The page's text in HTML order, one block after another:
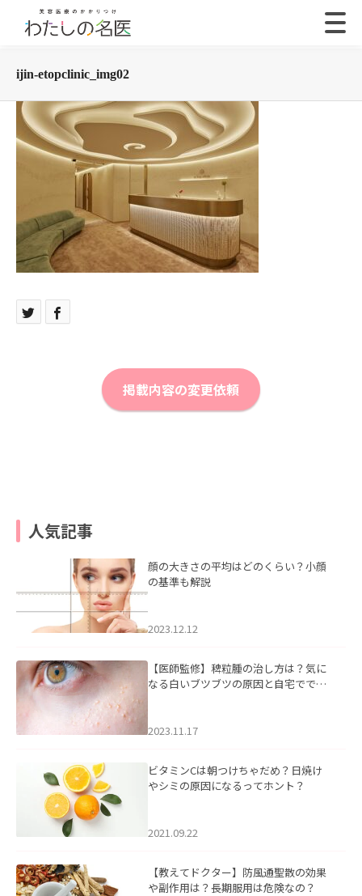
ijin-etopclinic_img02
掲載内容の変更依頼
人気記事
顔の大きさの平均はどのくらい？小顔
の基準も解説
2023.12.12
【医師監修】稗粒腫の治し方は？気に
なる白いブツブツの原因と自宅ででき
2023.11.17
ビタミンCは朝つけちゃだめ？日焼け
やシミの原因になるってホント？
2021.09.22
【教えてドクター】防風通聖散の効果
や副作用は？長期服用は危険なの？